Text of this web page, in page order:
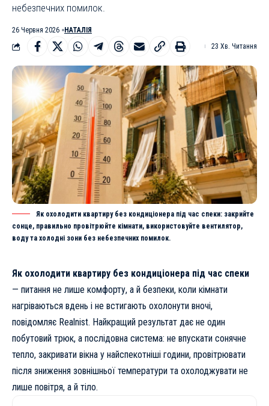
небезпечних помилок.
26 Червня 2026
НАТАЛІЯ
23 Хв. Читання
Як охолодити квартиру без кондиціонера під час спеки: закрийте
сонце, правильно провітрюйте кімнати, використовуйте вентилятор,
воду та холодні зони без небезпечних помилок.
Як охолодити квартиру без кондиціонера під час спеки
— питання не лише комфорту, а й безпеки, коли кімнати
нагріваються вдень і не встигають охолонути вночі,
повідомляє Realnist. Найкращий результат дає не один
побутовий трюк, а послідовна система: не впускати сонячне
тепло, закривати вікна у найспекотніші години, провітрювати
після зниження зовнішньої температури та охолоджувати не
лише повітря, а й тіло.